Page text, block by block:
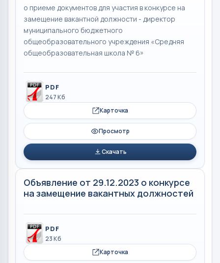
о приеме документов для участия в конкурсе на
замещение вакантной должности - директор
муниципального бюджетного
общеобразовательного учреждения «Средняя
общеобразовательная школа № 6»
PDF
247 Кб
Карточка
Просмотр
Скачать
Объявление от 29.12.2023 о конкурсе
на замещение вакантных должностей
PDF
23 Кб
Карточка